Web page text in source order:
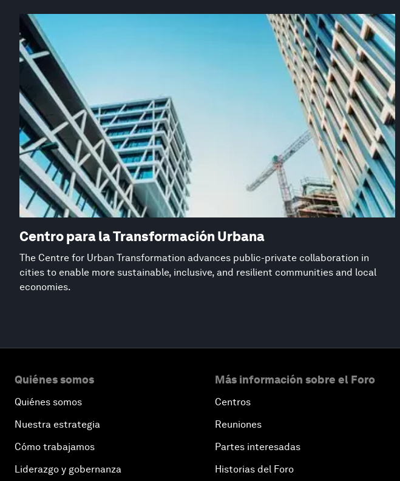
Centro para la Transformación Urbana
The Centre for Urban Transformation advances public-private collaboration in
cities to enable more sustainable, inclusive, and resilient communities and local
economies.
Quiénes somos
Quiénes somos
Nuestra estrategia
Cómo trabajamos
Liderazgo y gobernanza
Más información sobre el Foro
Centros
Reuniones
Partes interesadas
Historias del Foro